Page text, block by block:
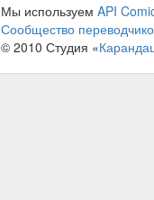
Мы используем API
Сообщество
© 2010 Студия «